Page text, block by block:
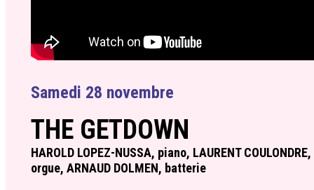
Samedi 28 novembre
THE GETDOWN
HAROLD LOPEZ-NUSSA, piano, LAURENT COULONDRE,
orgue, ARNAUD DOLMEN, batterie